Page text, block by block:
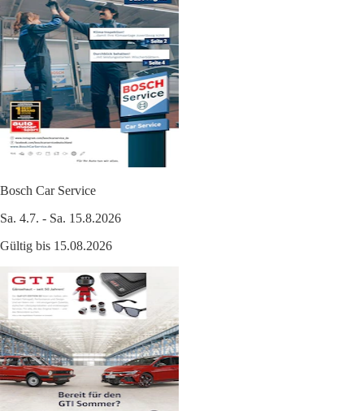
Bosch Car Service
Sa. 4.7. - Sa. 15.8.2026
Gültig bis 15.08.2026